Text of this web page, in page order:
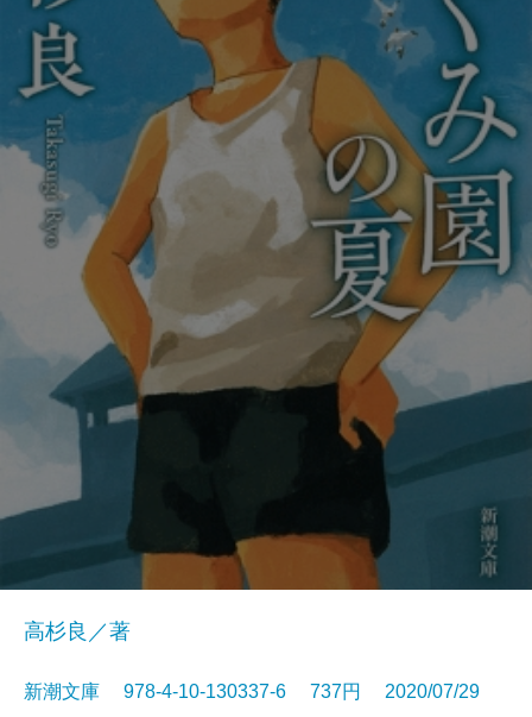
高杉良／著
新潮文庫 978-4-10-130337-6 737円 2020/07/29